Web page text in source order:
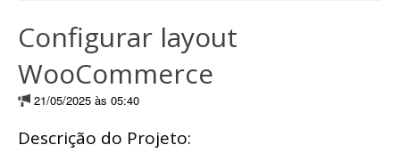
Configurar layout
WooCommerce
21/05/2025 às 05:40
Descrição do Projeto: